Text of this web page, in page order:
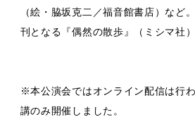
（絵・脇坂克二／福音館書店）など
刊となる『偶然の散歩』（ミシマ社
※本公演会ではオンライン配信は行
講のみ開催しました。